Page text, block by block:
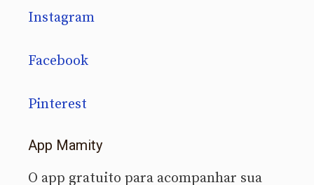
Instagram
Facebook
Pinterest
App Mamity
O app gratuito para acompanhar sua